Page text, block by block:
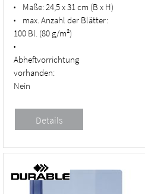
• Maße:24,5 x 31 cm (B x H)
•
max. Anzahl der Blätter:
100 Bl. (80 g/m²)
•
Abheftvorrichtung
vorhanden:
Nein